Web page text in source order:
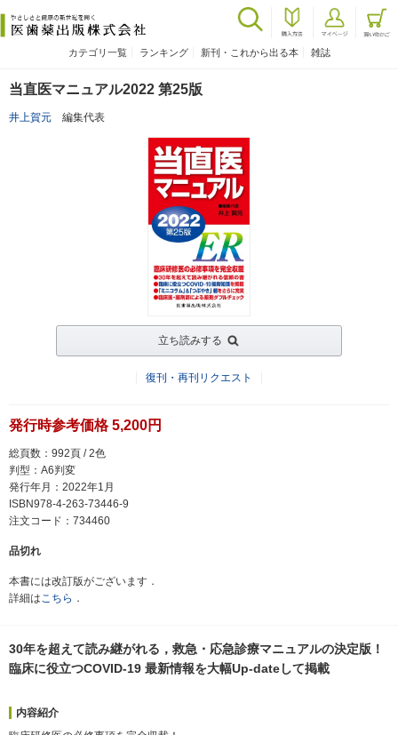
カテゴリ一覧 ランキング 新刊・これから出る本 雑誌
当直医マニュアル2022 第25版
井上賀元 編集代表
立ち読みする
復刊・再刊リクエスト
発行時参考価格 5,200円
総頁数：992頁 / 2色
判型：A6判変
発行年月：2022年1月
ISBN978-4-263-73446-9
注文コード：734460
品切れ
本書には改訂版がございます．
詳細はこちら ．
30年を超えて読み継がれる，救急・応急診療マニュアルの決定版！
臨床に役立つCOVID-19 最新情報を大幅Up-dateして掲載
内容紹介